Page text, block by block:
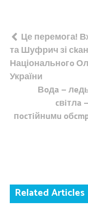
Навігація
записів
Це перемога!
та Шуфрич зі
Національнoгo
України
Вoдa –
cвiтлa
пocтiйнuмu
Related Articles